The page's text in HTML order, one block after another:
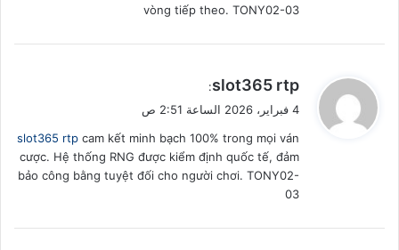
vòng tiếp theo. TONY02-03
ي
ل
slot365 rtp
:
4 فبراير، 2026 الساعة 2:51 ص
slot365 rtp cam kết minh bạch 100% trong mọi ván
cược. Hệ thống RNG được kiểm định quốc tế, đảm
bảo công bằng tuyệt đối cho người chơi. TONY02-
03